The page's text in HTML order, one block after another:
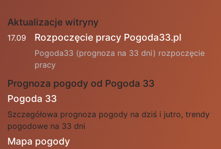
Aktualizacje witryny
17.09 Rozpoczęcie pracy Pogoda33.pl
Pogoda33 (prognoza na 33 dni) rozpoczęcie
pracy
Prognoza pogody od Pogoda 33
Pogoda 33
Szczegółowa prognoza pogody na dziś i jutro, trendy
pogodowe na 33 dni
Mapa pogody